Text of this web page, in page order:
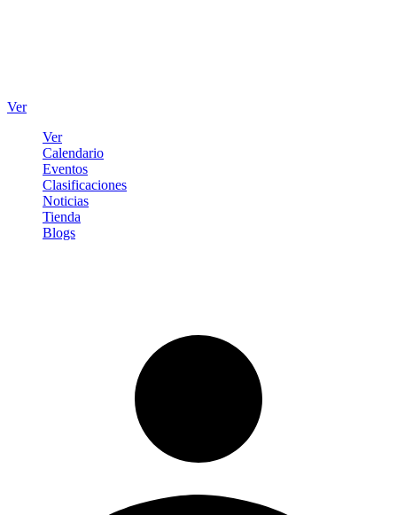
Ver
Ver
Calendario
Eventos
Clasificaciones
Noticias
Tienda
Blogs